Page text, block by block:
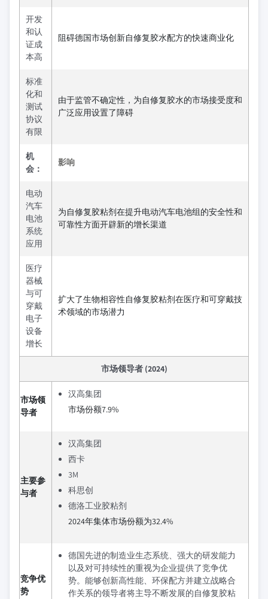
开发
和认
证成
本高
阻碍德国市场创新自修复胶水配方的快速商业化
标准
化和
测试
协议
有限
由于监管不确定性，为自修复胶水的市场接受度和
广泛应用设置了障碍
机
会：
影响
电动
汽车
电池
系统
应用
为自修复胶粘剂在提升电动汽车电池组的安全性和
可靠性方面开辟新的增长渠道
医疗
器械
与可
穿戴
电子
设备
增长
扩大了生物相容性自修复胶粘剂在医疗和可穿戴技
术领域的市场潜力
市场领导者 (2024)
市场领
导者
汉高集团
市场份额7.9%
主要参
与者
汉高集团
西卡
3M
科思创
德洛工业胶粘剂
2024年集体市场份额为32.4%
竞争优
势
德国先进的制造业生态系统、强大的研发能力
以及对可持续性的重视为企业提供了竞争优
势。能够创新高性能、环保配方并建立战略合
作关系的领导者将主导不断发展的自修复胶粘